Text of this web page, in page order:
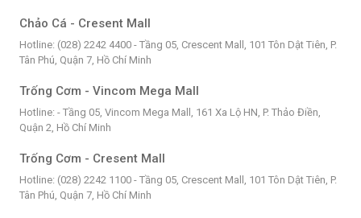
Chảo Cá - Cresent Mall
Hotline: (028) 2242 4400 - Tầng 05, Crescent Mall, 101 Tôn Dật Tiên, P.
Tân Phú, Quận 7, Hồ Chí Minh
Trống Cơm - Vincom Mega Mall
Hotline: - Tầng 05, Vincom Mega Mall, 161 Xa Lộ HN, P. Thảo Điền,
Quận 2, Hồ Chí Minh
Trống Cơm - Cresent Mall
Hotline: (028) 2242 1100 - Tầng 05, Crescent Mall, 101 Tôn Dật Tiên, P.
Tân Phú, Quận 7, Hồ Chí Minh